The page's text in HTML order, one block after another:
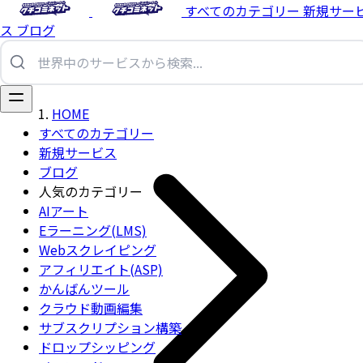
すべてのカテゴリー 新規サー
ス ブログ
すべてのカテゴリー
新規サービス
ブログ
人気のカテゴリー
AIアート
Eラーニング(LMS)
Webスクレイピング
アフィリエイト(ASP)
かんばんツール
クラウド動画編集
サブスクリプション構築
ドロップシッピング
HOME